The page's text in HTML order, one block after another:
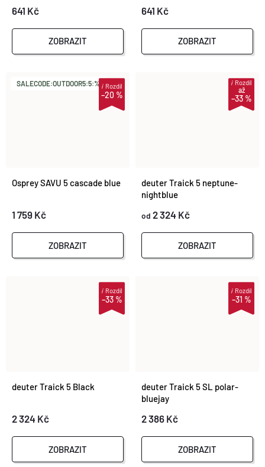
Ů
T
Ů
641 Kč
ZOBRAZIT
641 Kč
ZOBRAZIT
SALECODE:OUTDOOR5:5:%
–20 %
iRozdíl
Osprey SAVU 5 cascade blue
1 759 Kč
ZOBRAZIT
až
–33 %
iRozdíl
deuter Traick 5 neptune-
nightblue
od 2 324 Kč
ZOBRAZIT
–33 %
iRozdíl
deuter Traick 5 Black
2 324 Kč
ZOBRAZIT
–31 %
iRozdíl
deuter Traick 5 SL polar-
bluejay
2 386 Kč
ZOBRAZIT